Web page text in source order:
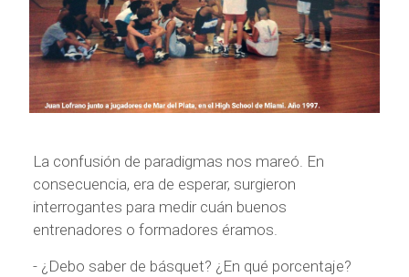
La confusión de paradigmas nos mareó. En
consecuencia, era de esperar, surgieron
interrogantes para medir cuán buenos
entrenadores o formadores éramos.
- ¿Debo saber de básquet? ¿En qué porcentaje?